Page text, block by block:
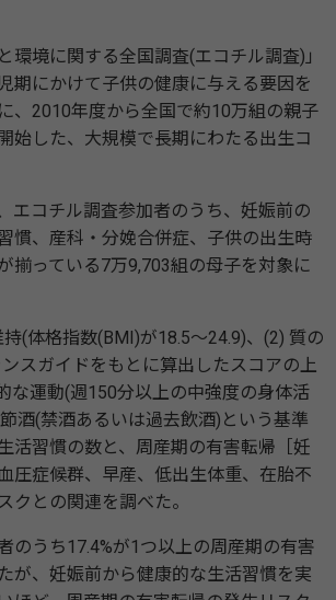
境に関する全国調査(エコチル調査)」
期にかけて子供の健康に与える要因を
、2010年度から全国で約10万組の親子
始した、大規模で長期にわたる出生コ
エコチル調査参加者のうち、妊娠前の
慣、産科・分娩合併症、子供の出生時
揃っている7万9,703組の母子を対象に
(体格指数(BMI)が18.5～24.9)、(2) 質の
スガイドをもとに算出したスコアの上
な運動(週150分以上の中強度の身体活
酒(禁酒あるいは過去飲酒)という基準
活習慣の数と、周産期の有害転帰［妊
圧症候群、早産、低出生体重、在胎不
クとの関連を調べた。
のうち17.4%が1つ以上の周産期の有害
が、妊娠前から健康的な生活習慣を実